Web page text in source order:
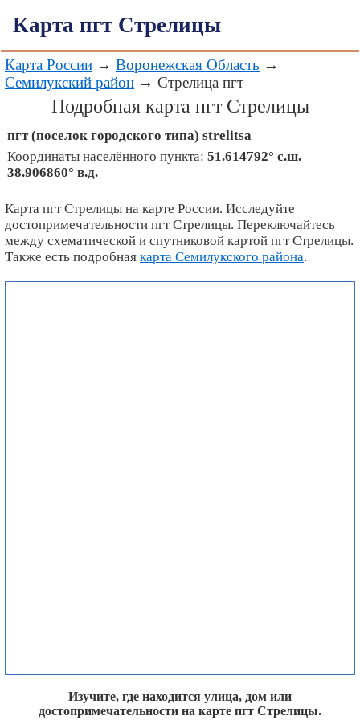
Карта пгт Стрелицы
Карта России → Воронежская Область →
Семилукский район → Стрелица пгт
Подробная карта пгт Стрелицы
пгт (поселок городского типа) strelitsa
Координаты населённого пункта: 51.614792° с.ш.
38.906860° в.д.
Карта пгт Стрелицы на карте России. Исследуйте
достопримечательности пгт Стрелицы. Переключайтесь
между схематической и спутниковой картой пгт Стрелицы.
Также есть подробная карта Семилукского района.
Изучите, где находится улица, дом или
достопримечательности на карте пгт Стрелицы.